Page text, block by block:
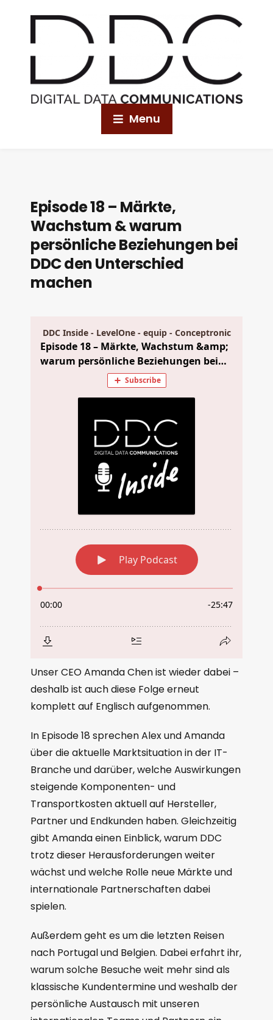
Menu
Episode 18 – Märkte,
Wachstum & warum
persönliche Beziehungen bei
DDC den Unterschied
machen
Unser CEO Amanda Chen ist wieder dabei –
deshalb ist auch diese Folge erneut
komplett auf Englisch aufgenommen.
In Episode 18 sprechen Alex und Amanda
über die aktuelle Marktsituation in der IT-
Branche und darüber, welche Auswirkungen
steigende Komponenten- und
Transportkosten aktuell auf Hersteller,
Partner und Endkunden haben. Gleichzeitig
gibt Amanda einen Einblick, warum DDC
trotz dieser Herausforderungen weiter
wächst und welche Rolle neue Märkte und
internationale Partnerschaften dabei
spielen.
Außerdem geht es um die letzten Reisen
nach Portugal und Belgien. Dabei erfahrt ihr,
warum solche Besuche weit mehr sind als
klassische Kundentermine und weshalb der
persönliche Austausch mit unseren